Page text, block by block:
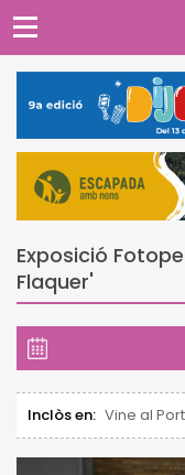
Exposició
Flaquer'
Inclòs en: Vine al